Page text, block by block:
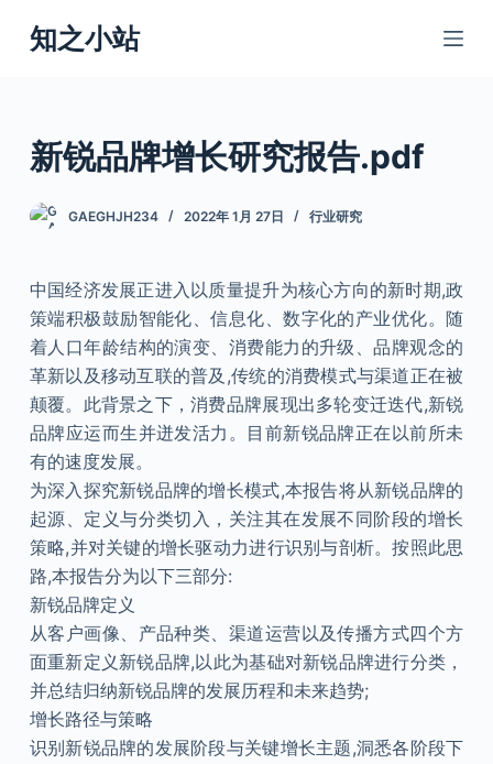
跳
过
知之小站
新锐品牌增长研究报告.pdf
GAEGHJH234 2022年 1月 27日 行业研究
中国经济发展正进入以质量提升为核心方向的新时期,政
策端积极鼓励智能化、信息化、数字化的产业优化。随
着人口年龄结构的演变、消费能力的升级、品牌观念的
革新以及移动互联的普及,传统的消费模式与渠道正在被
颠覆。此背景之下，消费品牌展现出多轮变迁迭代,新锐
品牌应运而生并迸发活力。目前新锐品牌正在以前所未
有的速度发展。
为深入探究新锐品牌的增长模式,本报告将从新锐品牌的
起源、定义与分类切入，关注其在发展不同阶段的增长
策略,并对关键的增长驱动力进行识别与剖析。按照此思
路,本报告分为以下三部分:
新锐品牌定义
从客户画像、产品种类、渠道运营以及传播方式四个方
面重新定义新锐品牌,以此为基础对新锐品牌进行分类，
并总结归纳新锐品牌的发展历程和未来趋势;
增长路径与策略
识别新锐品牌的发展阶段与关键增长主题,洞悉各阶段下